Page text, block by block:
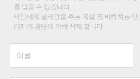
를 받을 수 있습니다.
타인에게 불쾌감을 주는 욕설 등 비하하는
리자의 판단에 의해 삭제 합니다.